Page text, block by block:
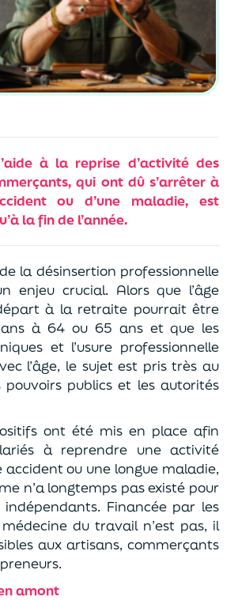
à la reprise d’activité des
qui ont dû s’arrêter à
ou d’une maladie, est
la fin de l’année.
la désinsertion professionnelle
enjeu crucial. Alors que l’âge
à la retraite pourrait être
à 64 ou 65 ans et que les
et l’usure professionnelle
l’âge, le sujet est pris très au
pouvoirs publics et les autorités
ont été mis en place afin
à reprendre une activité
accident ou une longue maladie,
n’a longtemps pas existé pour
indépendants. Financée par les
du travail n’est pas, il
aux artisans, commerçants
amont